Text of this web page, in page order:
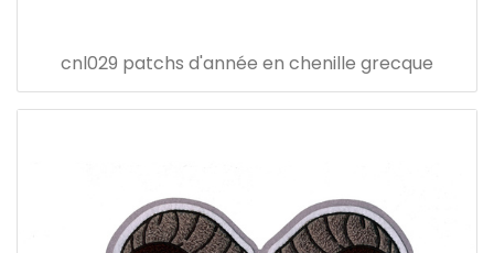
cnl029 patchs d'année en chenille grecque